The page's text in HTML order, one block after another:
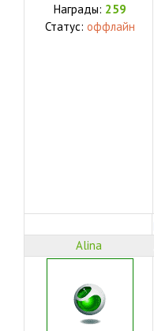
Награды: 259
Статус: оффлайн
Alina